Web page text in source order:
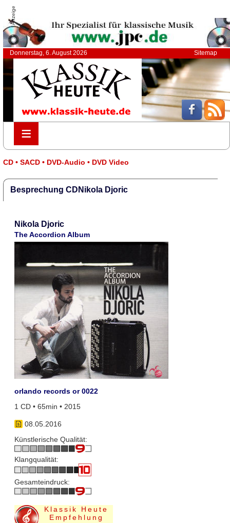
Anzeige
Donnerstag, 6. August 2026 Sitemap
≡
≡
CD • SACD • DVD-Audio • DVD Video
Besprechung CDNikola Djoric
Nikola Djoric
The Accordion Album
orlando records or 0022
1 CD • 65min • 2015
08.05.2016
Künstlerische Qualität:
Klangqualität:
Gesamteindruck:
Klassik Heute
Empfehlung